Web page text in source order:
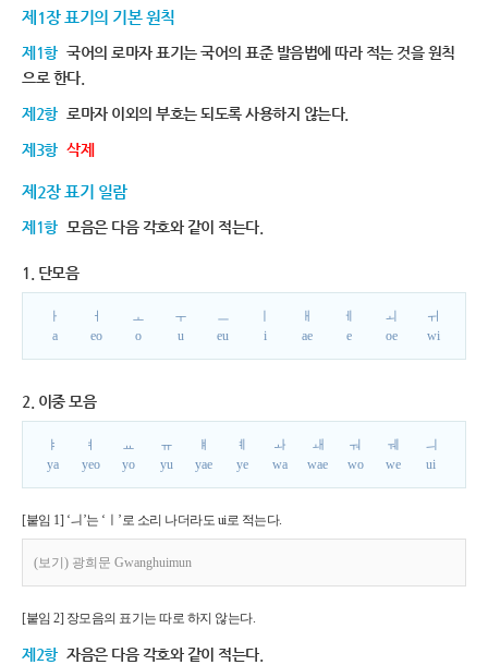
제1장 표기의 기본 원칙
제1항 국어의 로마자 표기는 국어의 표준 발음법에 따라 적는 것을 원칙
으로 한다.
제2항 로마자 이외의 부호는 되도록 사용하지 않는다.
제3항 삭제
제2장 표기 일람
제1항 모음은 다음 각호와 같이 적는다.
1. 단모음
ㅏ
a
ㅓ
eo
ㅗ
o
ㅜ
u
ㅡ
eu
i
ㅐ
ae
ㅔ
e
ㅚ
oe
ㅟ
wi
2. 이중 모음
ㅑ
ya
ㅕ
yeo
ㅛ
yo
ㅠ
yu
ㅒ
yae
ㅖ
ye
ㅘ
wa
ㅙ
wae
ㅝ
wo
ㅞ
we
ㅢ
ui
[붙임 1] ‘ㅢ’는 ‘ㅣ’로 소리 나더라도 ui로 적는다.
(보기) 광희문 Gwanghuimun
[붙임 2] 장모음의 표기는 따로 하지 않는다.
제2항 자음은 다음 각호와 같이 적는다.